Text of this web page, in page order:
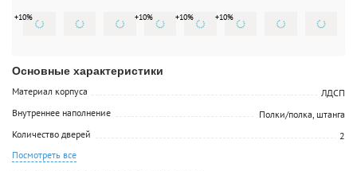
+10% +10% +10% +10%
Основные характеристики
Материал корпуса
ЛДСП
Внутреннее наполнение
Полки/полка, штанга
Количество дверей
2
Посмотреть все